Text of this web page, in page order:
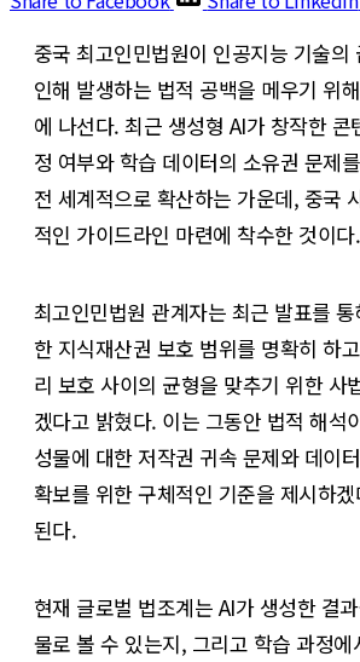
중국 최고인민법원이 인공지능 기술의
인해 발생하는 법적 공백을 메우기 위
에 나선다. 최근 생성형 AI가 창작한 콘
정 여부와 학습 데이터의 소유권 문제
전 세계적으로 확산하는 가운데, 중국
적인 가이드라인 마련에 착수한 것이다.
최고인민법원 관계자는 최근 발표를
한 지식재산권 보호 범위를 명확히 하
리 보호 사이의 균형을 맞추기 위한 사
겠다고 밝혔다. 이는 그동안 법적 해석
성물에 대한 저작권 귀속 문제와 데이
확보를 위한 구체적인 기준을 제시하
된다.
현재 글로벌 법조계는 AI가 생성한 결
물로 볼 수 있는지, 그리고 학습 과정